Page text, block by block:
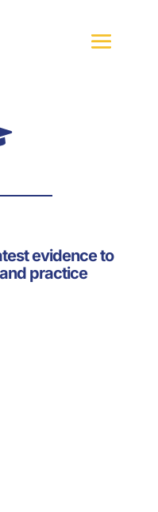
evidence to
practice